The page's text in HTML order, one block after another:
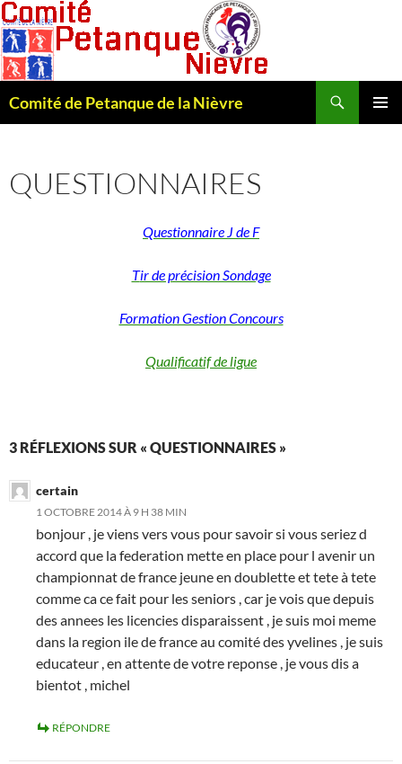
Comité de Petanque de la Nièvre
QUESTIONNAIRES
Questionnaire J de F
Tir de précision Sondage
Formation Gestion Concours
Qualificatif de ligue
3 RÉFLEXIONS SUR « QUESTIONNAIRES »
certain
1 OCTOBRE 2014 À 9 H 38 MIN
bonjour , je viens vers vous pour savoir si vous seriez d
accord que la federation mette en place pour l avenir un
championnat de france jeune en doublette et tete à tete
comme ca ce fait pour les seniors , car je vois que depuis
des annees les licencies disparaissent , je suis moi meme
dans la region ile de france au comité des yvelines , je suis
educateur , en attente de votre reponse , je vous dis a
bientot , michel
RÉPONDRE